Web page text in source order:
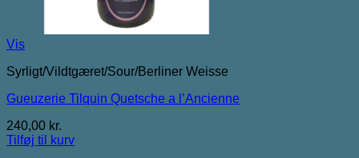
Vis
Syrligt/Vildtgæret/Sour/Berliner Weisse
Gueuzerie Tilquin Quetsche a l’Ancienne
240,00 kr.
Tilføj til kurv